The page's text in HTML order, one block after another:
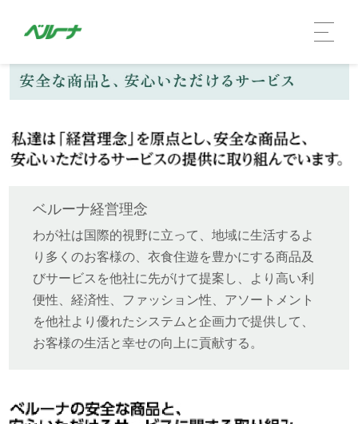
企業情報 TOP
社長メッセージ
経営理念
ベルーナ経営理念
わが社は国際的視野に立って、地域に生活するよ
り多くのお客様の、衣食住遊を豊かにする商品及
びサービスを他社に先がけて提案し、より高い利
便性、経済性、ファッション性、アソートメント
を他社より優れたシステムと企画力で提供して、
お客様の生活と幸せの向上に貢献する。